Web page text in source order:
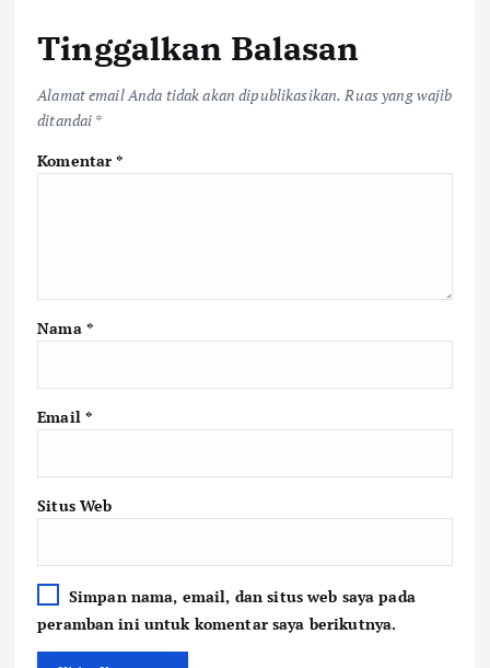
Tinggalkan Balasan
Alamat email Anda tidak akan dipublikasikan. Ruas yang wajib
ditandai *
Komentar*
Nama *
Email *
Situs Web
Simpan nama, email, dan situs web saya pada
peramban ini untuk komentar saya berikutnya.